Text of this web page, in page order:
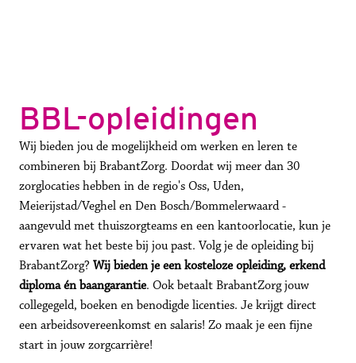
BBL-opleidingen
Wij bieden jou de mogelijkheid om werken en leren te
combineren bij BrabantZorg. Doordat wij meer dan 30
zorglocaties hebben in de regio's Oss, Uden,
Meierijstad/Veghel en Den Bosch/Bommelerwaard -
aangevuld met thuiszorgteams en een kantoorlocatie, kun je
ervaren wat het beste bij jou past. Volg je de opleiding bij
BrabantZorg? Wij bieden je een kosteloze opleiding, erkend
diploma én baangarantie. Ook betaalt BrabantZorg jouw
collegegeld, boeken en benodigde licenties. Je krijgt direct
een arbeidsovereenkomst en salaris! Zo maak je een fijne
start in jouw zorgcarrière!